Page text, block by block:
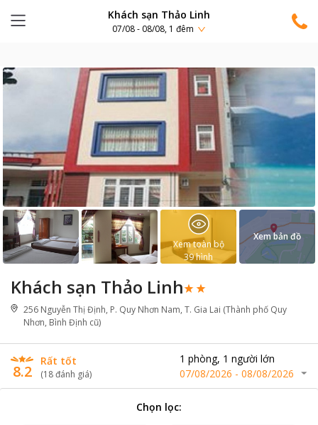
Khách sạn Thảo Linh
07/08 - 08/08, 1 đêm
Khách sạn Thảo Linh
256 Nguyễn Thị Định, P. Quy Nhơn Nam, T. Gia Lai (Thành phố Quy
Nhơn, Bình Định cũ)
8.2
Rất tốt
(18đánh giá)
1 phòng, 1 người lớn
07/08/2026 - 08/08/2026
Xem toàn bộ
39hình
Xem bản đồ
Chọn lọc: